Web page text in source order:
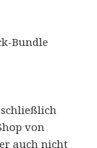
Bundle
von
auch nicht